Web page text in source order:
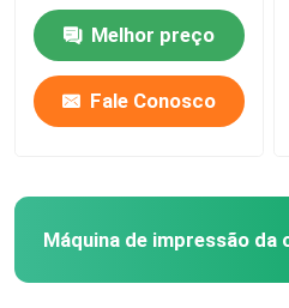
impressão de
embalagens
personalizadas
personalizadas
Melhor preço
Fale Conosco